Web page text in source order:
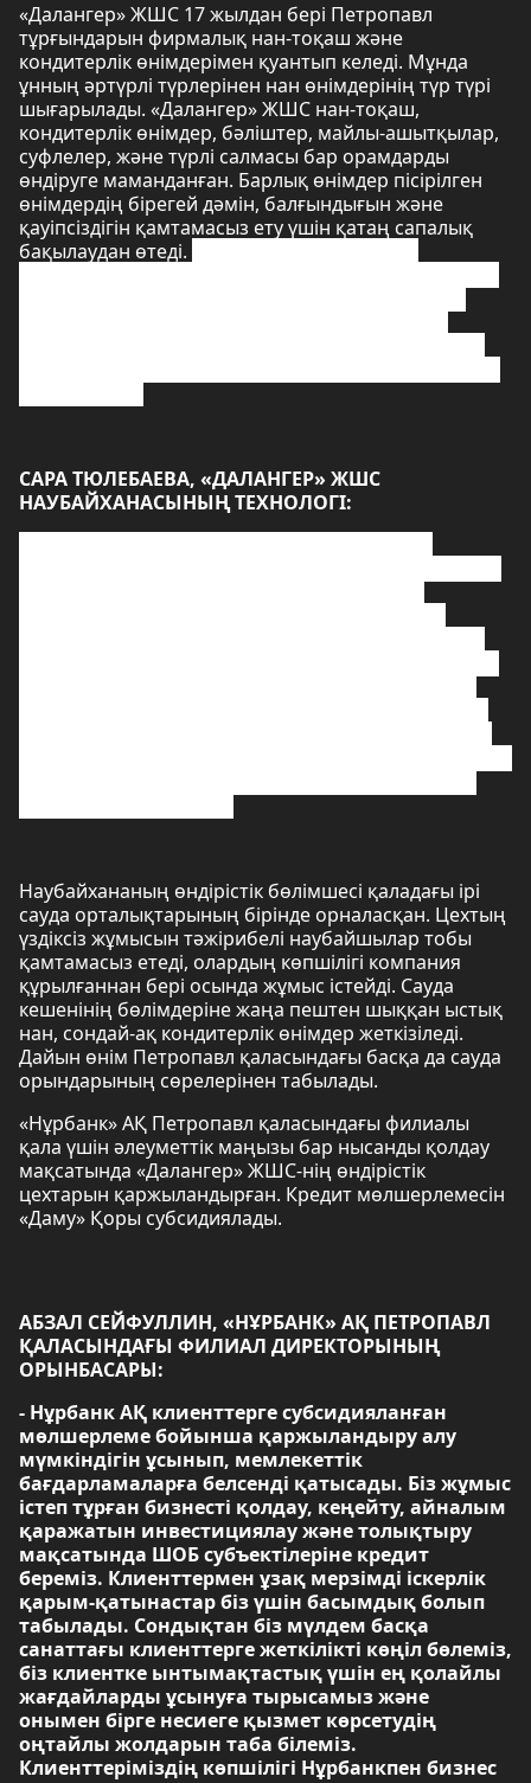
«Далангер» ЖШС 17 жылдан бері Петропавл
тұрғындарын фирмалық нан-тоқаш және
кондитерлік өнімдерімен қуантып келеді. Мұнда
ұнның әртүрлі түрлерінен нан өнімдерінің түр түрі
шығарылады. «Далангер» ЖШС нан-тоқаш,
кондитерлік өнімдер, бәліштер, майлы-ашытқылар,
суфлелер, және түрлі салмасы бар орамдарды
өндіруге маманданған. Барлық өнімдер пісірілген
өнімдердің бірегей дәмін, балғындығын және
қауіпсіздігін қамтамасыз ету үшін қатаң сапалық
бақылаудан өтеді.
САРА ТЮЛЕБАЕВА, «ДАЛАНГЕР» ЖШС
НАУБАЙХАНАСЫНЫҢ ТЕХНОЛОГІ:
Наубайхананың өндірістік бөлімшесі қаладағы ірі
сауда орталықтарының бірінде орналасқан. Цехтың
үздіксіз жұмысын тәжірибелі наубайшылар тобы
қамтамасыз етеді, олардың көпшілігі компания
құрылғаннан бері осында жұмыс істейді. Сауда
кешенінің бөлімдеріне жаңа пештен шыққан ыстық
нан, сондай-ақ кондитерлік өнімдер жеткізіледі.
Дайын өнім Петропавл қаласындағы басқа да сауда
орындарының сөрелерінен табылады.
«Нұрбанк» АҚ Петропавл қаласындағы филиалы
қала үшін әлеуметтік маңызы бар нысанды қолдау
мақсатында «Далангер» ЖШС-нің өндірістік
цехтарын қаржыландырған. Кредит мөлшерлемесін
«Даму» Қоры субсидиялады.
АБЗАЛ СЕЙФУЛЛИН, «НҰРБАНК» АҚ ПЕТРОПАВЛ
ҚАЛАСЫНДАҒЫ ФИЛИАЛ ДИРЕКТОРЫНЫҢ
ОРЫНБАСАРЫ:
- Нұрбанк АҚ клиенттерге субсидияланған
мөлшерлеме бойынша қаржыландыру алу
мүмкіндігін ұсынып, мемлекеттік
бағдарламаларға белсенді қатысады. Біз жұмыс
істеп тұрған бизнесті қолдау, кеңейту, айналым
қаражатын инвестициялау және толықтыру
мақсатында ШОБ субъектілеріне кредит
береміз. Клиенттермен ұзақ мерзімді іскерлік
қарым-қатынастар біз үшін басымдық болып
табылады. Сондықтан біз мүлдем басқа
санаттағы клиенттерге жеткілікті көңіл бөлеміз,
біз клиентке ынтымақтастық үшін ең қолайлы
жағдайларды ұсынуға тырысамыз және
онымен бірге несиеге қызмет көрсетудің
оңтайлы жолдарын таба білеміз.
Клиенттеріміздің көпшілігі Нұрбанкпен бизнес